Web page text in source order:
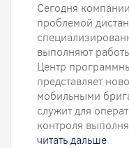
Сегодня
проблемой
выполняют
Центр
представляет
мобильными
служит для
контроля
читать дальше